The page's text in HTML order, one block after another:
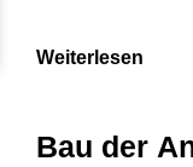
Weiterlesen
Bau der